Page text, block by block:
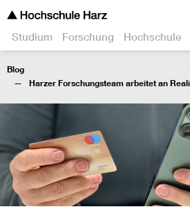
Studium Forschung Hochschule
Blog
Harzer Forschungsteam arbeitet an